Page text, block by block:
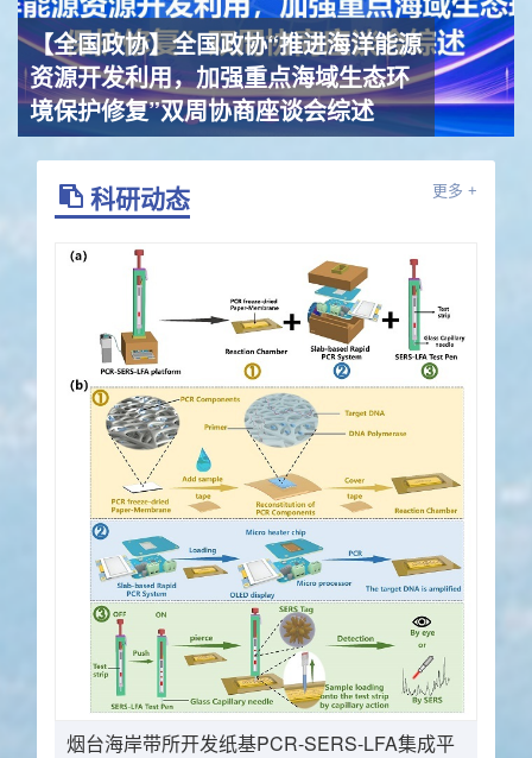
【全国政协】全国政协“推进海洋能源
资源开发利用，加强重点海域生态环
境保护修复”双周协商座谈会综述
科研动态 更多 +
烟台海岸带所开发纸基PCR-SERS-LFA集成平